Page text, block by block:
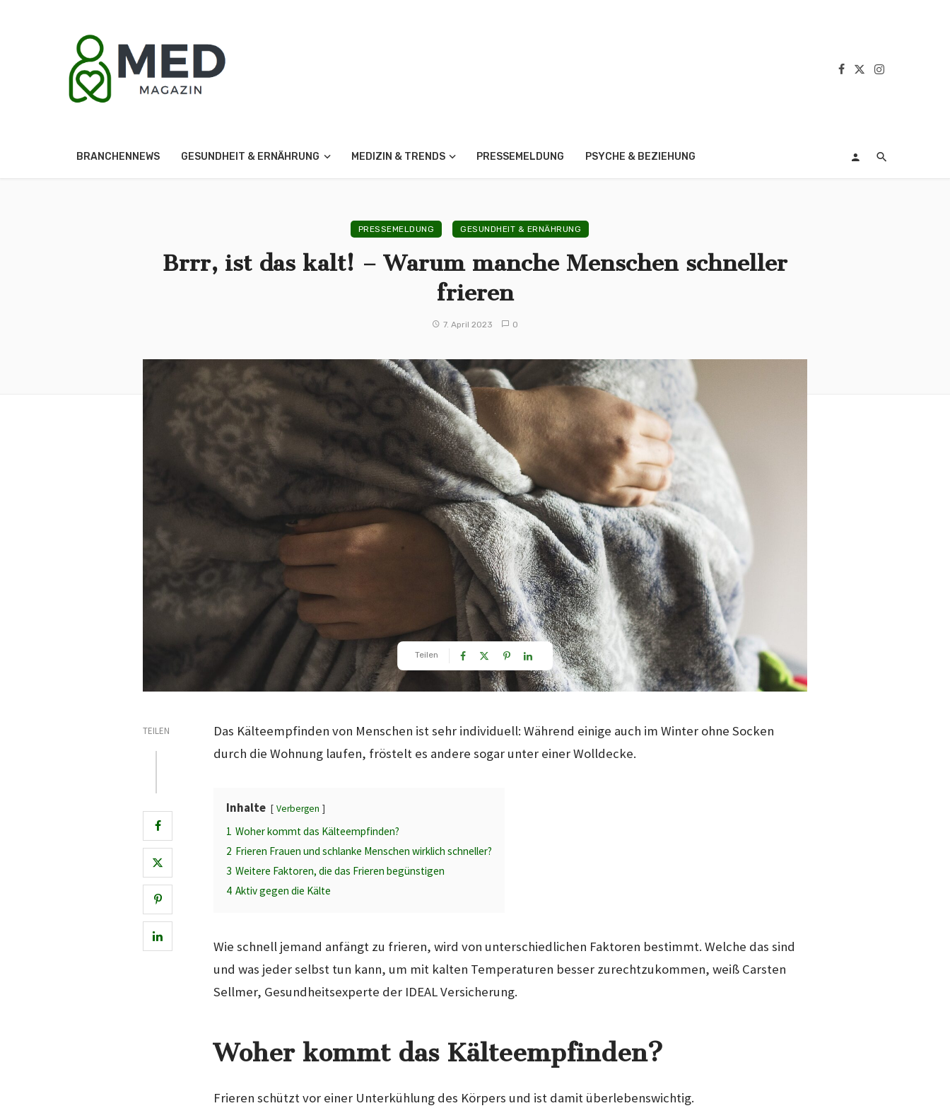
BRANCHENNEWS GESUNDHEIT & ERNÄHRUNG MEDIZIN & TRENDS PRESSEMELDUNG PSYCHE & BEZIEHUNG
PRESSEMELDUNG GESUNDHEIT & ERNÄHRUNG
Brrr, ist das kalt! – Warum manche Menschen schneller
frieren
7. April 2023 0
Teilen
TEILEN
Das Kälteempfinden von Menschen ist sehr individuell: Während einige auch im Winter ohne Socken
durch die Wohnung laufen, fröstelt es andere sogar unter einer Wolldecke.
Inhalte Verbergen
1 Woher kommt das Kälteempfinden?
2 Frieren Frauen und schlanke Menschen wirklich schneller?
3 Weitere Faktoren, die das Frieren begünstigen
4 Aktiv gegen die Kälte
Wie schnell jemand anfängt zu frieren, wird von unterschiedlichen Faktoren bestimmt. Welche das sind
und was jeder selbst tun kann, um mit kalten Temperaturen besser zurechtzukommen, weiß Carsten
Sellmer, Gesundheitsexperte der IDEAL Versicherung.
Woher kommt das Kälteempfinden?
Frieren schützt vor einer Unterkühlung des Körpers und ist damit überlebenswichtig.